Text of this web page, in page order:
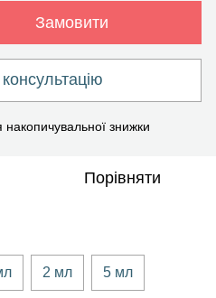
Замовити
знижки
Порівняти
2 мл 5 мл